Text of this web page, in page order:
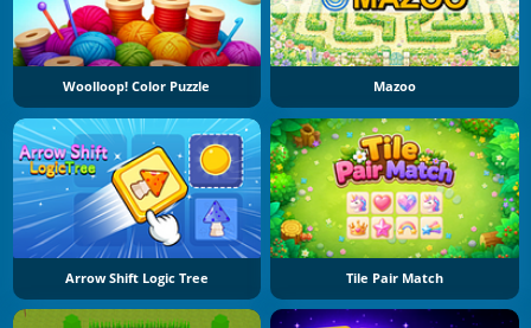
Woolloop! Color Puzzle Mazoo
Arrow Shift Logic Tree Tile Pair Match